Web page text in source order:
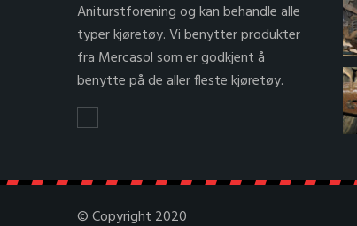
Aniturstforening og kan behandle alle
typer kjøretøy. Vi benytter produkter
fra Mercasol som er godkjent å
benytte på de aller fleste kjøretøy.
© Copyright 2020